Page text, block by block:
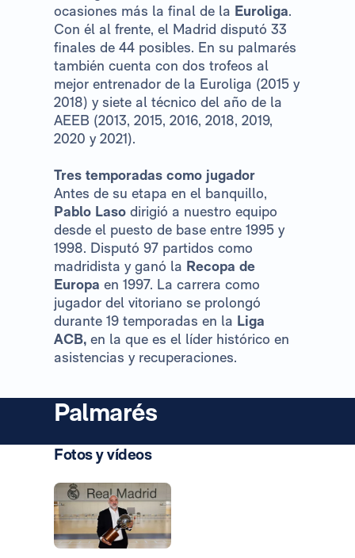
ocasiones más la final de la Euroliga.
Con él al frente, el Madrid disputó 33
finales de 44 posibles. En su palmarés
también cuenta con dos trofeos al
mejor entrenador de la Euroliga (2015 y
2018) y siete al técnico del año de la
AEEB (2013, 2015, 2016, 2018, 2019,
2020 y 2021).
Tres temporadas como jugador
Antes de su etapa en el banquillo,
Pablo Laso dirigió a nuestro equipo
desde el puesto de base entre 1995 y
1998. Disputó 97 partidos como
madridista y ganó la Recopa de
Europa en 1997. La carrera como
jugador del vitoriano se prolongó
durante 19 temporadas en la Liga
ACB, en la que es el líder histórico en
asistencias y recuperaciones.
Palmarés
Fotos y vídeos